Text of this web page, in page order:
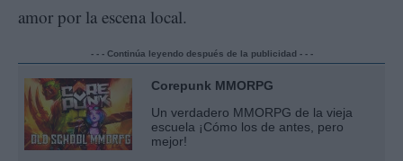
amor por la escena local.
- - - Continúa leyendo después de la publicidad - - -
Corepunk MMORPG
Un verdadero MMORPG de la vieja
escuela ¡Cómo los de antes, pero
mejor!